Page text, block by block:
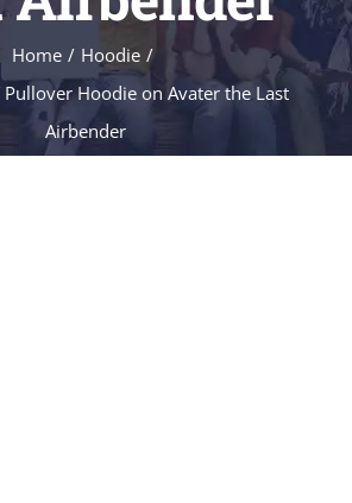
Home
Hoodie
Pullover Hoodie on Avater the Last
Airbender